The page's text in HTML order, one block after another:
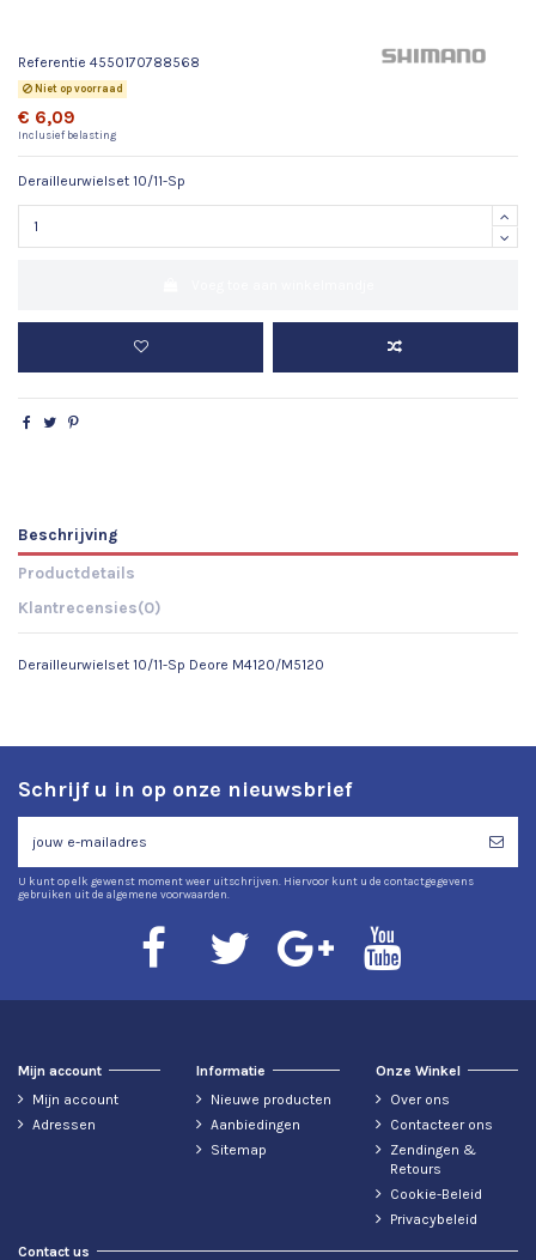
Referentie 4550170788568
Niet op voorraad
€ 6,09
Inclusief belasting
Derailleurwielset 10/11-Sp
Beschrijving
Productdetails
Klantrecensies(0)
Derailleurwielset 10/11-Sp Deore M4120/M5120
Schrijf u in op onze nieuwsbrief
U kunt op elk gewenst moment weer uitschrijven. Hiervoor kunt u de contactgegevens
gebruiken uit de algemene voorwaarden.
Mijn account
Mijn account
Adressen
Informatie
Nieuwe producten
Aanbiedingen
Sitemap
Onze Winkel
Over ons
Contacteer ons
Zendingen &
Retours
Cookie-Beleid
Privacybeleid
Contact us